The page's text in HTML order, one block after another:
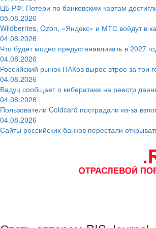
ЦБ РФ: Потери по банковским картам
05.08.2026
Wildberries, Ozon, «Яндекс» и МТС войдут в
04.08.2026
Что будет модно предустанавливать в 2027
04.08.2026
Российский рынок ПАКов вырос втрое за три
04.08.2026
Вадуц сообщает о кибератаке на реестр
04.08.2026
Пользователи Coldcard пострадали из-за
04.08.2026
Сайты российских банков перестали